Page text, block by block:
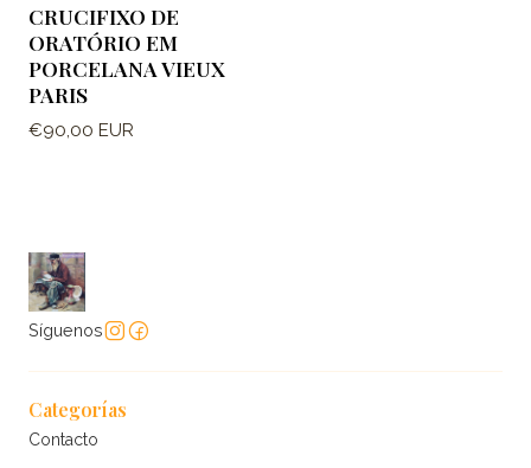
CRUCIFIXO DE
ORATÓRIO EM
PORCELANA VIEUX
PARIS
€90,00 EUR
Síguenos
Categorías
Contacto